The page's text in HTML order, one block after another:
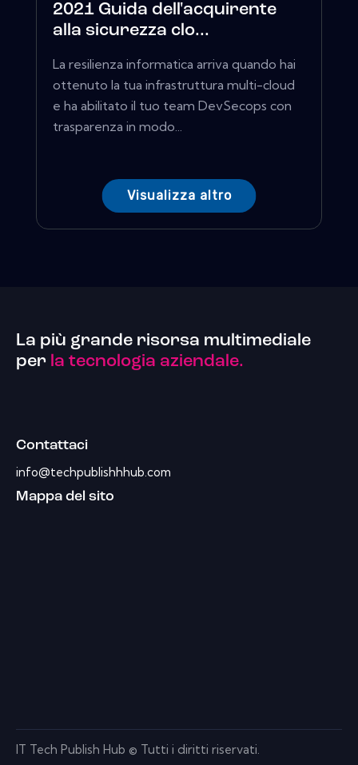
2021 Guida dell'acquirente
alla sicurezza clo...
La resilienza informatica arriva quando hai
ottenuto la tua infrastruttura multi-cloud
e ha abilitato il tuo team DevSecops con
trasparenza in modo...
Visualizza altro
La più grande risorsa multimediale
per la tecnologia aziendale.
Contattaci
info@techpublishhhub.com
Mappa del sito
IT Tech Publish Hub © Tutti i diritti riservati.